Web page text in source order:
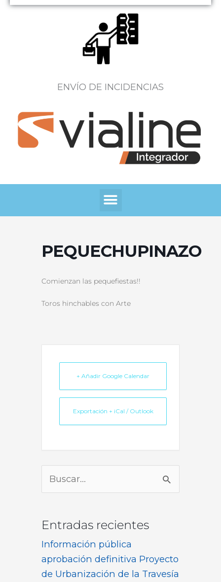
ENVÍO DE INCIDENCIAS
Menú
PEQUECHUPINAZO
Comienzan las pequefiestas!!
Toros hinchables con Arte
+ Añadir Google Calendar
Exportación + iCal / Outlook
Buscar
por:
Entradas recientes
Información pública
aprobación definitiva Proyecto
de Urbanización de la Travesía